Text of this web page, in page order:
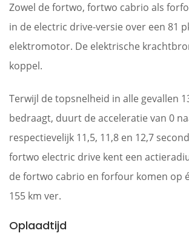
Zowel de fortwo, fortwo cabrio als
in de electric drive-versie over een 81
elektromotor. De elektrische
koppel.
Terwijl de topsnelheid in alle gevallen
bedraagt, duurt de acceleratie van 0
respectievelijk 11,5, 11,8 en 12,7
fortwo electric drive kent een
de fortwo cabrio en forfour komen op
155 km ver.
Oplaadtijd